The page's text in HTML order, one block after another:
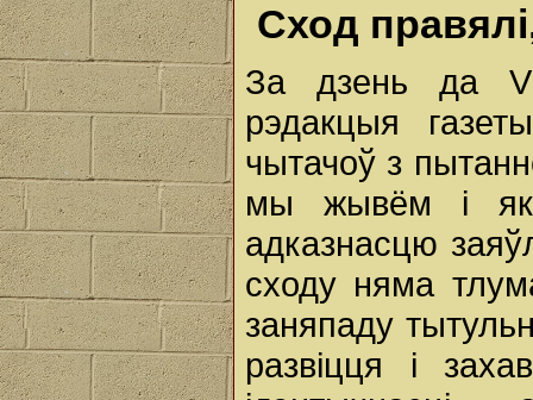
Сход
За дзень да V
рэдакцыя
чытачоў з
мы жывём і
адказнасцю
сходу няма
заняпаду
развіцця і